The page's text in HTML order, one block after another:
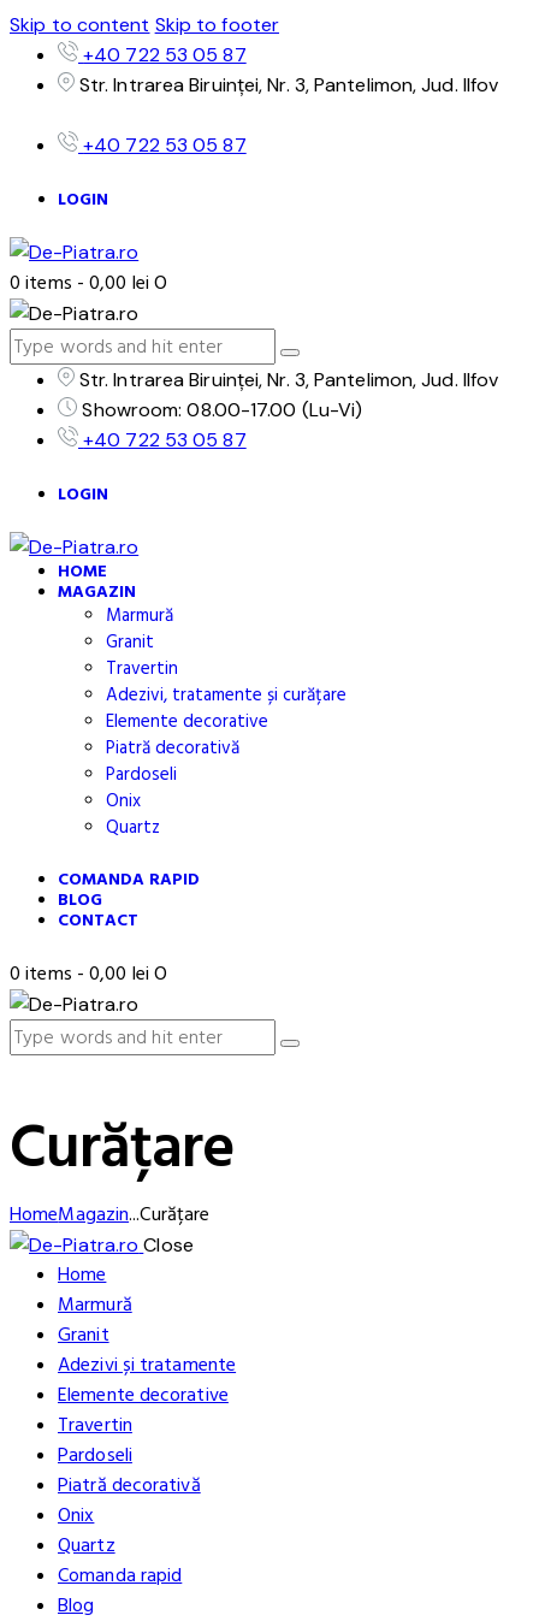
Skip to content Skip to footer
+40 722 53 05 87
Str. Intrarea Biruinței, Nr. 3, Pantelimon, Jud. Ilfov
+40 722 53 05 87
LOGIN
0 items -0,00 lei 0
Str. Intrarea Biruinței, Nr. 3, Pantelimon, Jud. Ilfov
Showroom: 08.00-17.00 (Lu-Vi)
+40 722 53 05 87
LOGIN
HOME
MAGAZIN
Marmură
Granit
Travertin
Adezivi, tratamente și curățare
Elemente decorative
Piatră decorativă
Pardoseli
Onix
Quartz
COMANDA RAPID
BLOG
CONTACT
0 items -0,00 lei 0
Curățare
HomeMagazin...Curățare
Close
Home
Marmură
Granit
Adezivi și tratamente
Elemente decorative
Travertin
Pardoseli
Piatră decorativă
Onix
Quartz
Comanda rapid
Blog